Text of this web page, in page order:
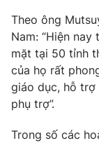
Khán giả
Giải sao mai
Sao
Du lịch
Làm đẹp
Chất lượng cuộc
Giáo dục
Tuyển sinh
Học trực tuyến
Công nghệ
Hitech Công
Sản phẩm
Giao lưu trực
Theo ông
Nam: “Hiện
mặt tại 50 tỉnh
của họ rất
giáo dục, hỗ
phụ trợ”.
Trong số các